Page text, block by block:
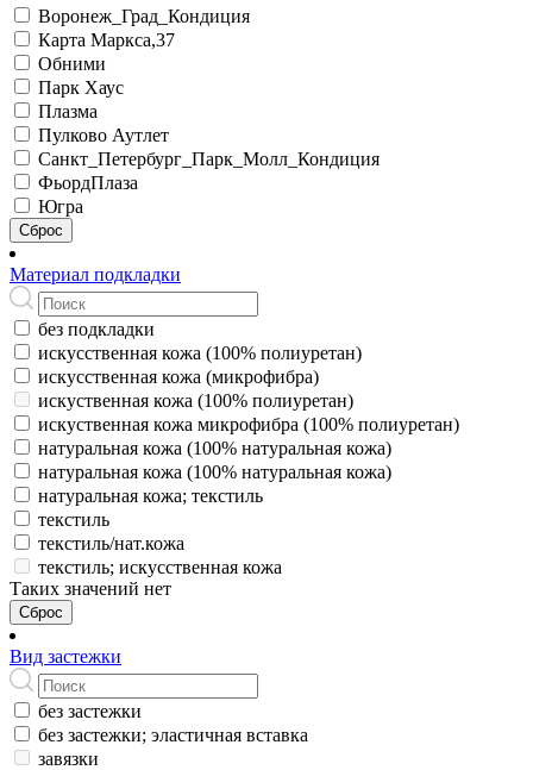
Воронеж_Град_Кондиция
Карта Маркса,37
Обними
Парк Хаус
Плазма
Пулково Аутлет
Санкт_Петербург_Парк_Молл_Кондиция
ФьордПлаза
Югра
Сброс
Материал подкладки
без подкладки
искусственная кожа (100% полиуретан)
искусственная кожа (микрофибра)
искуственная кожа (100% полиуретан)
искуственная кожа микрофибра (100% полиуретан)
натуральная кожа (100% натуральная кожа)
натуральная кожа (100% натуральная кожа)
натуральная кожа; текстиль
текстиль
текстиль/нат.кожа
текстиль; искусственная кожа
Таких значений нет
Сброс
Вид застежки
без застежки
без застежки; эластичная вставка
завязки